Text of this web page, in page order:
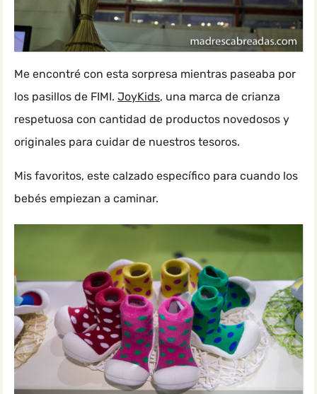
Me encontré con esta sorpresa mientras paseaba por
los pasillos de FIMI. JoyKids, una marca de crianza
respetuosa con cantidad de productos novedosos y
originales para cuidar de nuestros tesoros.
Mis favoritos, este calzado específico para cuando los
bebés empiezan a caminar.